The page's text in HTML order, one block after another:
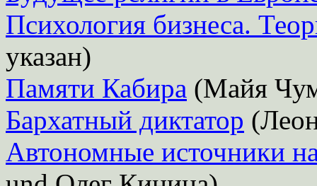
Психология бизнеса.
указан)
Памяти Кабира (Майя
Бархатный диктатор
Автономные источники